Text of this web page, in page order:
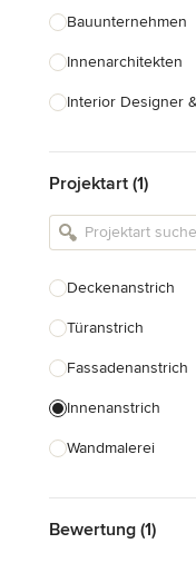
Bauunternehmen
Innenarchitekten
Interior Designer
Armaturen &
Projektart (1)
Deckenanstrich
Türanstrich
Fassadenanstrich
Innenanstrich
Wandmalerei
Tapezierung
Bewertung (1)